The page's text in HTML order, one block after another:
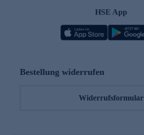
HSE App
Bestellung widerrufen
Widerrufsformular